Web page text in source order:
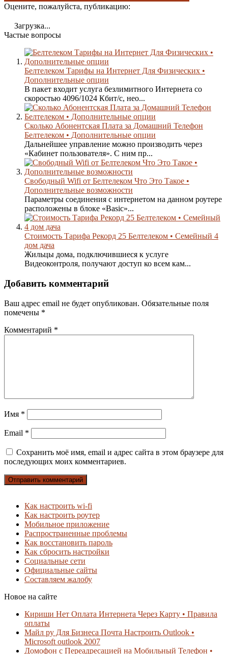
Оцените, пожалуйста, публикацию:
Загрузка...
Частые вопросы
Белтелеком Тарифы на Интернет Для Физических •
Дополнительные опции
В пакет входит услуга безлимитного Интернета со
скоростью 4096/1024 Кбит/с, нео...
Сколько Абонентская Плата за Домашний Телефон
Белтелеком • Дополнительные опции
Дальнейшее управление можно производить через
«Кабинет пользователя». С ним пр...
Свободный Wifi от Белтелеком Что Это Такое •
Дополнительные возможности
Параметры соединения с интернетом на данном роутере
расположены в блоке «Basic»...
Стоимость Тарифа Рекорд 25 Белтелеком • Семейный 4
дом дача
Жильцы дома, подключившиеся к услуге
Видеоконтроля, получают доступ ко всем кам...
Добавить комментарий
Ваш адрес email не будет опубликован. Обязательные поля
помечены *
Комментарий *
Имя *
Email *
Сохранить моё имя, email и адрес сайта в этом браузере для
последующих моих комментариев.
Как настроить wi-fi
Как настроить роутер
Мобильное приложение
Распространенные проблемы
Как восстановить пароль
Как сбросить настройки
Социальные сети
Официальные сайты
Составляем жалобу
Новое на сайте
Кириши Нет Оплата Интернета Через Карту • Правила
оплаты
Майл ру Для Бизнеса Почта Настроить Outlook •
Microsoft outlook 2007
Домофон с Переадресацией на Мобильный Телефон •